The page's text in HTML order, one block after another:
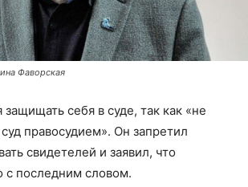
Фаворская
защищать себя в суде, так как «не
правосудием». Он запретил
свидетелей и заявил, что
с последним словом.